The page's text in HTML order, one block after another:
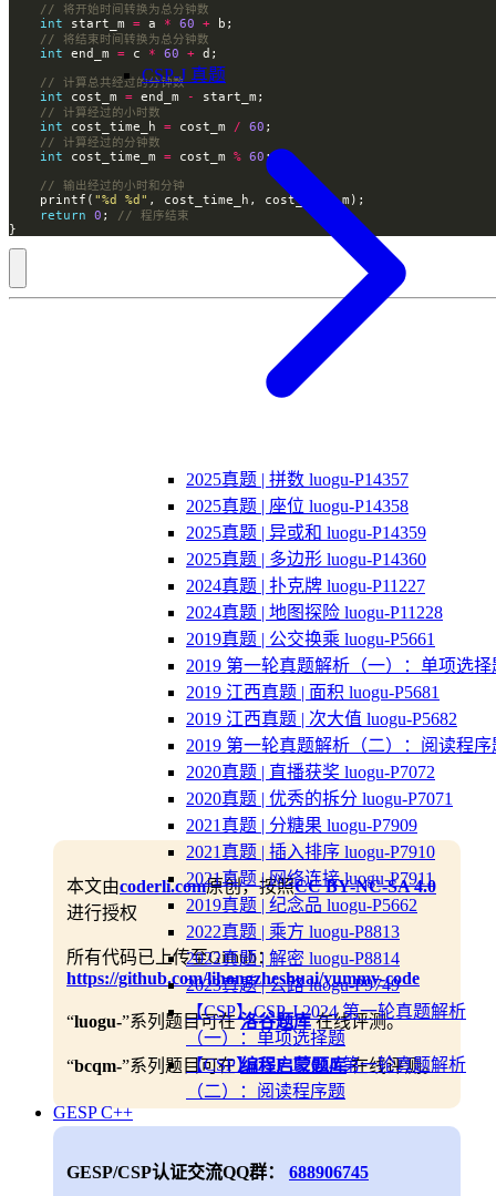
CSP-J 真题
2025真题 | 拼数 luogu-P14357
2025真题 | 座位 luogu-P14358
2025真题 | 异或和 luogu-P14359
2025真题 | 多边形 luogu-P14360
2024真题 | 扑克牌 luogu-P11227
2024真题 | 地图探险 luogu-P11228
2019真题 | 公交换乘 luogu-P5661
2019 第一轮真题解析（一）：单项选择
2019 江西真题 | 面积 luogu-P5681
2019 江西真题 | 次大值 luogu-P5682
2019 第一轮真题解析（二）：阅读程序
2020真题 | 直播获奖 luogu-P7072
2020真题 | 优秀的拆分 luogu-P7071
2021真题 | 分糖果 luogu-P7909
2021真题 | 插入排序 luogu-P7910
2021真题 | 网络连接 luogu-P7911
2019真题 | 纪念品 luogu-P5662
2022真题 | 乘方 luogu-P8813
2022真题 | 解密 luogu-P8814
2023真题 | 公路 luogu-P9749
【CSP】CSP-J 2024 第一轮真题解析
（一）：单项选择题
【CSP】CSP-J 2024 第一轮真题解析
（二）：阅读程序题
GESP C++
int start_m = a * 60 +
int end_m = c * 60 +
int cost_m = end_m -
int cost_time_h = cost_m / 60
int cost_time_m = cost_m % 60
    printf(
"%d %d"
return
0 ;
}
本文由coderli.com原创，按照CC BY-NC-SA 4.0
进行授权
所有代码已上传至Github：
https://github.com/lihongzheshuai/yummy-code
“luogu-”系列题目可在洛谷题库在线评测。
“bcqm-”系列题目可在编程启蒙题库在线评测。
GESP/CSP认证交流QQ群： 688906745